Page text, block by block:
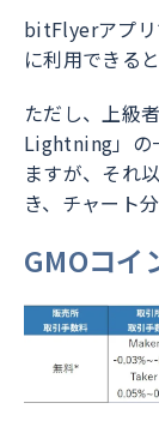
bitFlyerアプリ
に利用できる
ただし、上級
Lightning」の
ますが、それ
き、チャート
GMOコイ